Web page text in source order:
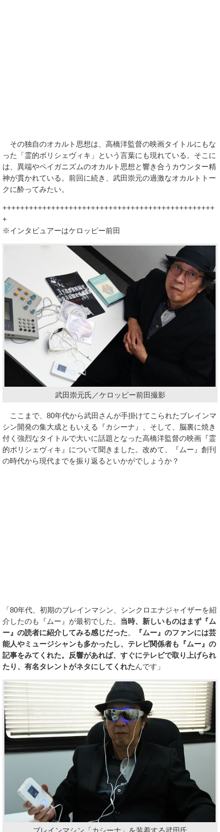
その独自のオカルト思想は、高橋洋監督の映画タイトルにもな
った「霊的ボリシェヴィキ」という言葉にも現れている。そこに
は、異端やペイガニズムのオカルト思想と響き合うカウンター精
神が貫かれている。前回に続き、武田崇元の過激なオカルトトー
クに酔ってみたい。
++++++++++++++++++++++++++++++++++++++++++++++++
+
※インタビュアーはケロッピー前田
武田崇元氏／ケロッピー前田撮影
ここまで、80年代から武田さんが手掛けてこられたブレインマ
シン開発の集大成ともいえる『カシーナ』、そして、脳裏に焼き
付く強烈なタイトルで大いに話題となった高橋洋監督の映画『霊
的ボリシェヴィキ』について聞きました。改めて、『ムー』創刊
の時代から現代までを振り返るといかがでしょうか？
「80年代、初期のブレインマシン、シンクロエナジャイザーを紹
介したのも『ムー』が最初でした。 当時、新しいものはまず『ム
ー』の読者に紹介してみる感じだった。
『ムー』のファンには芸
能人やミュージシャンも多かったし、テレビ関係者も『ムー』の
記事をみてくれた。反響があれば、すぐにテレビで取り上げられ
たり、有名タレントがネタにしてくれたんです」